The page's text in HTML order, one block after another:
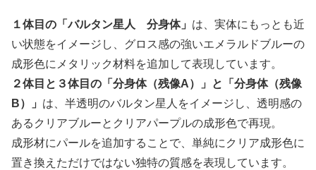
１体目の「バルタン星人 分身体」 は、実体にもっとも近
い状態をイメージし、グロス感の強いエメラルドブルーの
成形色にメタリック材料を追加して表現しています。
２体目と３体目の「分身体（残像A）」と「分身体（残像
B）」 は、半透明のバルタン星人をイメージし、透明感の
あるクリアブルーとクリアパープルの成形色で再現。
成形材にパールを追加することで、単純にクリア成形色に
置き換えただけではない独特の質感を表現しています。